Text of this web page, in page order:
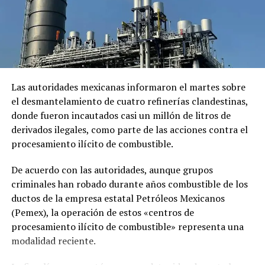
El comunicado emitido por las cancillerías no ofreció
mayores detalles sobre el acuerdo para restablecer las
relaciones diplomáticas.
Sheinbaum también indicó que Chávez viajó a México en
un avión militar y calificó la entrega del salvoconducto
como «una acción de buena voluntad» de la presidenta
Keiko Fujimori.
Comparte esto:
Me gusta esto:
Las autoridades mexicanas informaron el martes sobre
el desmantelamiento de cuatro refinerías clandestinas,
donde fueron incautados casi un millón de litros de
derivados ilegales, como parte de las acciones contra el
procesamiento ilícito de combustible.
De acuerdo con las autoridades, aunque grupos
criminales han robado durante años combustible de los
ductos de la empresa estatal Petróleos Mexicanos
(Pemex), la operación de estos «centros de
procesamiento ilícito de combustible» representa una
modalidad reciente.